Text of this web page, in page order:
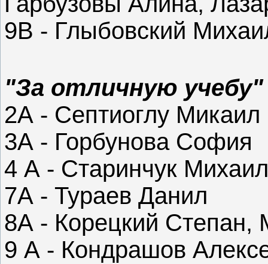
9В - Глыбовский
"За отличную учебу"
2А - Септиоглу Микаил
3А - Горбунова София
4 А - Старинчук Михаил
7А - Тураев Данил
8А - Корецкий Степан,
9 А - Кондрашов